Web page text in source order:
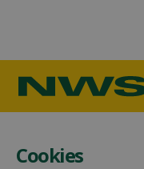
Cookies